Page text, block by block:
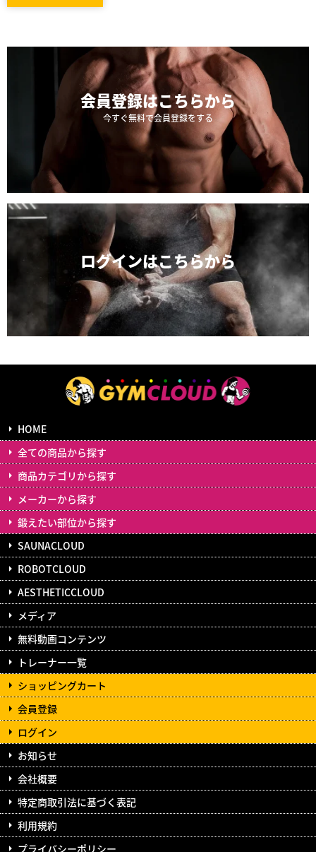
会員登録はこちらから
今すぐ無料で会員登録をする
ログインはこちらから
HOME
全ての商品から探す
商品カテゴリから探す
メーカーから探す
鍛えたい部位から探す
SAUNACLOUD
ROBOTCLOUD
AESTHETICCLOUD
メディア
無料動画コンテンツ
トレーナー一覧
ショッピングカート
会員登録
ログイン
お知らせ
会社概要
特定商取引法に基づく表記
利用規約
プライバシーポリシー